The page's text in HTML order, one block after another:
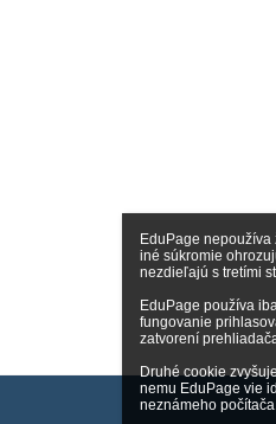
EduPage
iné súkromie
nezdieľajú s tretími
EduPage používa
fungovanie
zatvorení
Druhé cookie
nemu EduPage vie
neznámeho